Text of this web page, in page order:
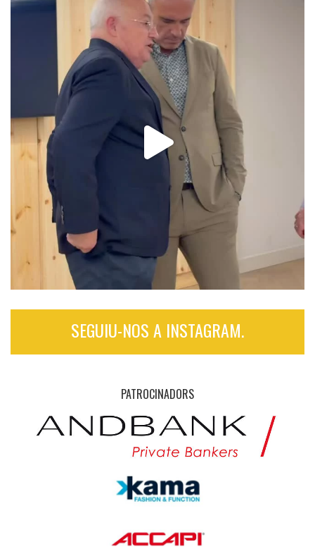
SEGUIU-NOS A INSTAGRAM.
PATROCINADORS